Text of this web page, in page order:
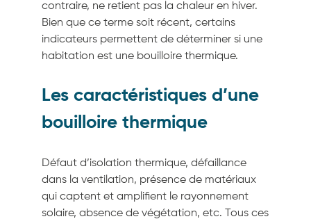
contraire, ne retient pas la chaleur en hiver.
Bien que ce terme soit récent, certains
indicateurs permettent de déterminer si une
habitation est une bouilloire thermique.
Les caractéristiques d’une
bouilloire thermique
Défaut d’isolation thermique, défaillance
dans la ventilation, présence de matériaux
qui captent et amplifient le rayonnement
solaire, absence de végétation, etc. Tous ces